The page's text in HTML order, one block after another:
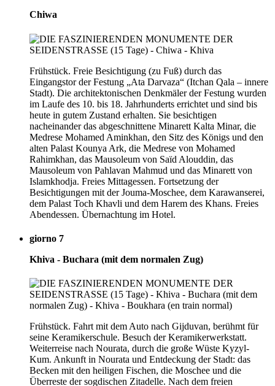
Chiwa
Frühstück. Freie Besichtigung (zu Fuß) durch das
Eingangstor der Festung „Ata Darvaza“ (Itchan Qala – innere
Stadt). Die architektonischen Denkmäler der Festung wurden
im Laufe des 10. bis 18. Jahrhunderts errichtet und sind bis
heute in gutem Zustand erhalten. Sie besichtigen
nacheinander das abgeschnittene Minarett Kalta Minar, die
Medrese Mohamed Aminkhan, den Sitz des Königs und den
alten Palast Kounya Ark, die Medrese von Mohamed
Rahimkhan, das Mausoleum von Saïd Alouddin, das
Mausoleum von Pahlavan Mahmud und das Minarett von
Islamkhodja. Freies Mittagessen. Fortsetzung der
Besichtigungen mit der Jouma-Moschee, dem Karawanserei,
dem Palast Toch Khavli und dem Harem des Khans. Freies
Abendessen. Übernachtung im Hotel.
giorno 7
Khiva - Buchara (mit dem normalen Zug)
Frühstück. Fahrt mit dem Auto nach Gijduvan, berühmt für
seine Keramikerschule. Besuch der Keramikerwerkstatt.
Weiterreise nach Nourata, durch die große Wüste Kyzyl-
Kum. Ankunft in Nourata und Entdeckung der Stadt: das
Becken mit den heiligen Fischen, die Moschee und die
Überreste der sogdischen Zitadelle. Nach dem freien